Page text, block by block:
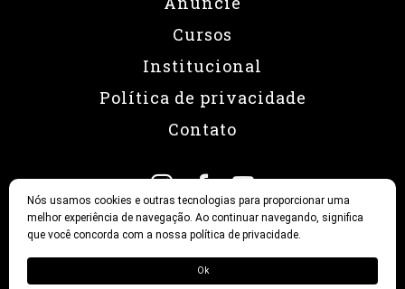
Cursos
Institucional
Política de privacidade
Contato
Nós usamos cookies e outras tecnologias para proporcionar uma
melhor experiência de navegação. Ao continuar navegando, significa
que você concorda com a nossa política de privacidade.
Ok